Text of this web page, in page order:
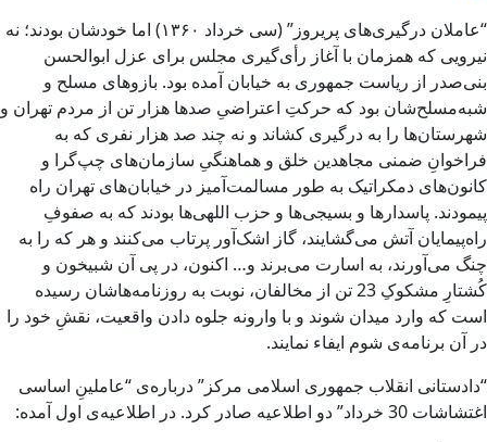
“عاملان ‌درگيرى‌هاى پريروز‌” (سى خرداد ۱۳۶۰) اما خودشان بودند؛ نه
نيرويى که همزمان با آغاز رأى‌گيرى مجلس‏ براى عزل ابوالحسن
بنى‌صدر از رياست جمهورى به خيابان آمده بود. بازوهاى مسلح و
شبه‌مسلح‌شان بود که حرکتِ اعتراضى‌ِ صد‌ها هزار تن از مردم تهران و
شهرستان‌ها را به درگيرى کشاند و نه چند صد هزار نفرى که به
فراخوانِ ضمنى مجاهدين خلق و هماهنگى‌ِ سازمان‌هاى چپ‌گرا و
کانون‌هاى دمکراتيک به طور مسالمت‌آميز در خيابان‌هاى تهران راه
پيمودند. پاسدارها و بسيجى‌ها و حزب اللهى‌ها بودند که به صفوفِ
راه‌پيمايان آتش‏ مى‌گشايند، گاز اشک‌آور پرتاب مى‌کنند و هر که را به
چنگ مى‌آورند، به اسارت مى‌برند و… اکنون، در پى آن شبيخون و
کُشتارِ مشکوکِ 23 تن از مخالفان، نوبت به روزنامه‌هاشان رسيده
است که وارد ميدان شوند و با وارونه جلوه دادن واقعيت‌، نقشِ خود را
در آن برنامه‌ى شوم ايفاء نمايند.
“دادستانى انقلاب جمهورى اسلامى‌ مرکز” درباره‌ى “‌عاملينِ اساسى
اغتشاشات 30 خرداد‌” دو اطلاعيه صادر کرد. در اطلاعيه‌ى اول آمده: